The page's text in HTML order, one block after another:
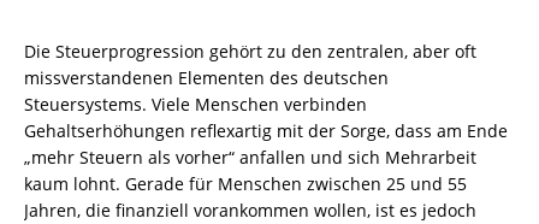
Die Steuerprogression gehört zu den zentralen, aber oft
missverstandenen Elementen des deutschen
Steuersystems. Viele Menschen verbinden
Gehaltserhöhungen reflexartig mit der Sorge, dass am Ende
„mehr Steuern als vorher“ anfallen und sich Mehrarbeit
kaum lohnt. Gerade für Menschen zwischen 25 und 55
Jahren, die finanziell vorankommen wollen, ist es jedoch